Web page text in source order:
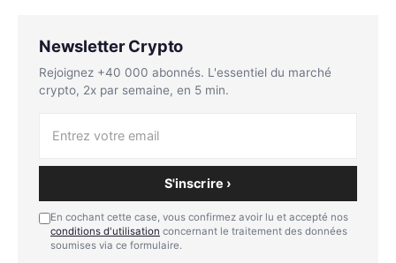
Newsletter Crypto
Rejoignez +40 000 abonnés. L'essentiel du marché
crypto, 2x par semaine, en 5 min.
S'inscrire ›
En cochant cette case, vous confirmez avoir lu et accepté nos
conditions d'utilisation concernant le traitement des données
soumises via ce formulaire.